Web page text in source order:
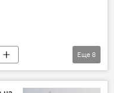
Кредит
Еще 8